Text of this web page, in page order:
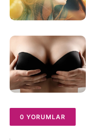
0 YORUMLAR